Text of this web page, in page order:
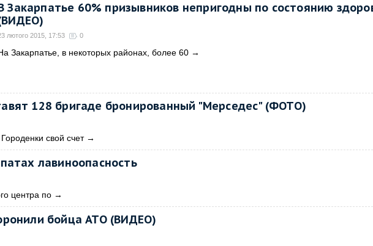
Закарпатье 60% призывников непригодны по состоянию
лютого 2015, 17:53 0
Закарпатье, в некоторых районах, более 60 →
128 бригаде бронированный "Мерседес" (ФОТО)
свой счет→
лавиноопасность
центра по →
бойца АТО (ВИДЕО)